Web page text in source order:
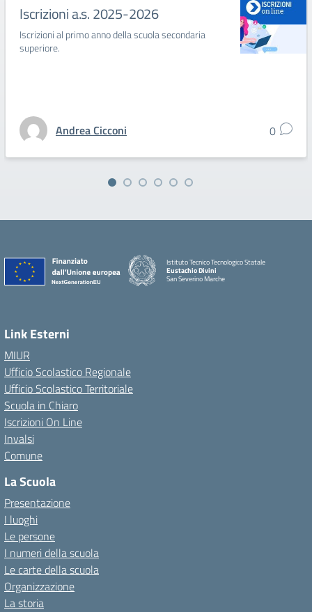
Iscrizioni a.s. 2025-2026
Iscrizioni al primo anno della scuola secondaria
superiore.
Andrea Cicconi 0
Istituto Tecnico Tecnologico Statale
Eustachio Divini
San Severino Marche
Link Esterni
MIUR
Ufficio Scolastico Regionale
Ufficio Scolastico Territoriale
Scuola in Chiaro
Iscrizioni On Line
Invalsi
Comune
La Scuola
Presentazione
I luoghi
Le persone
I numeri della scuola
Le carte della scuola
Organizzazione
La storia